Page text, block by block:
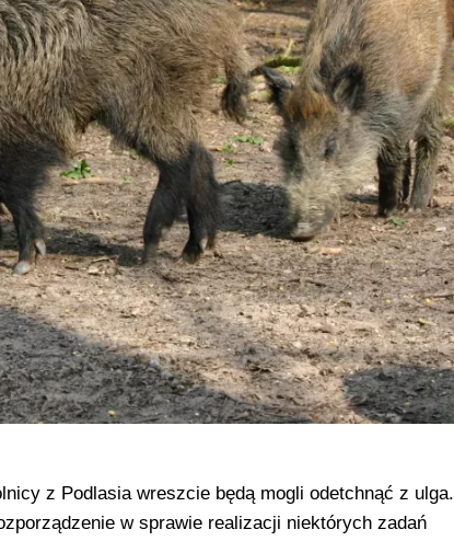
z Podlasia wreszcie będą mogli odetchnąć z ulga.
w sprawie realizacji niektórych zadań